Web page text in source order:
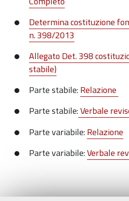
Determina costituzione
n. 398/2013
Allegato Det. 398
stabile)
Parte stabile:Relazione
Parte stabile:Verbale
Parte variabile:Relazione
Parte variabile:Verbale